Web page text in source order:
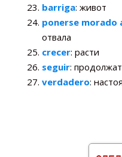
barriga: живот
ponerse morado
отвала
crecer: расти
seguir:
verdadero: